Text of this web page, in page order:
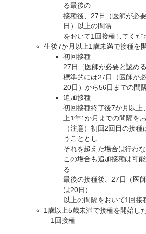
る最後の
接種後、27日（医師が必
日）以上の間隔
をおいて1回接種してくだ
生後7か月以上1歳未満で接種を
初回接種
27日（医師が必要と認め
標準的には27日（医師が
20日）から56日までの間
追加接種
初回接種終了後7か月以上
上1年1か月までの間隔を
（注意）初回2回目の接
うこととし
それを超えた場合は行わな
この場合も追加接種は可
る
最後の接種後、27日（医
は20日）
以上の間隔をおいて1回接
1歳以上5歳未満で接種を開始し
1回接種